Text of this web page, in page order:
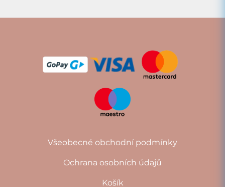
Všeobecné obchodní podmínky
Ochrana osobních údajů
Košík